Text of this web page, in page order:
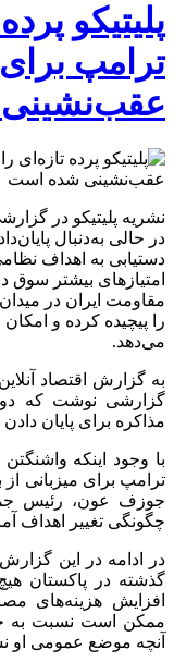
پلیتیکو
ترامپ
نشریه پلیتیکو در
در حالی به‌دنبال
دستیابی به اهداف
امتیاز‌های بیشتر
مقاومت ایران در
را پیچیده کرده و
می‌دهد.
به گزارش اقتصاد
گزارشی نوشت که
مذاکره برای پایان
با وجود اینکه
ترامپ برای میزبانی از
جوزف عون، رئیس
چگونگی تغییر اهداف
در ادامه در این
گذشته در پاکستان
افزایش هزینه‌های
ممکن است نسبت به
آنچه موضع عمومی او